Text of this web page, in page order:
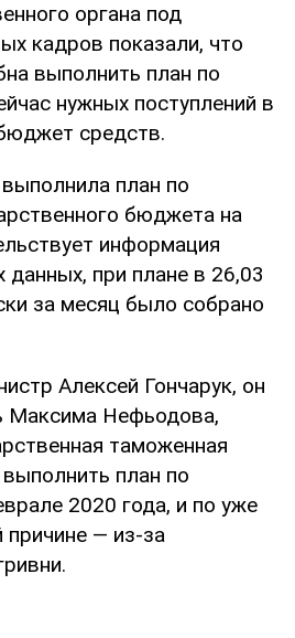
органа под
кадров показали, что
выполнить план по
нужных поступлений в
средств.
план по
бюджета на
информация
при плане в 26,03
за месяц было собрано
Алексей Гончарук, он
Максима Нефьодова,
таможенная
план по
2020 года, и по уже
причине — из-за